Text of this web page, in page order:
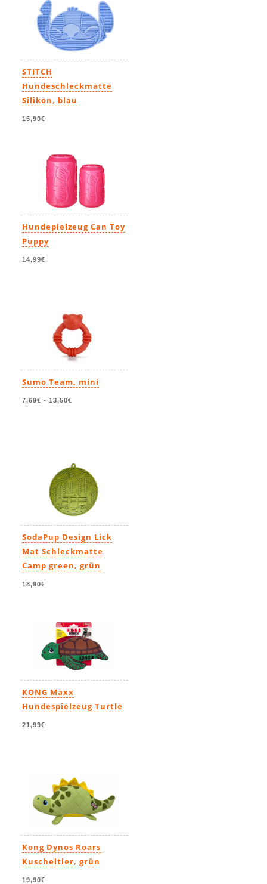
STITCH
Hundeschleckmatte
Silikon, blau
15,90€
Hundepielzeug Can Toy
Puppy
14,99€
Sumo Team, mini
7,69€ - 13,50€
SodaPup Design Lick
Mat Schleckmatte
Camp green, grün
18,90€
KONG Maxx
Hundespielzeug Turtle
21,99€
Kong Dynos Roars
Kuscheltier, grün
19,90€